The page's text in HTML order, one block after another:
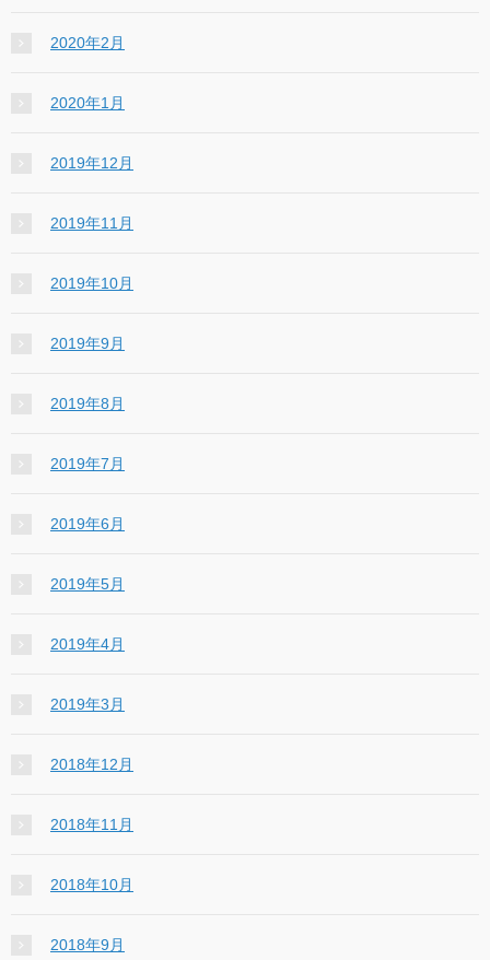
2020年2月
2020年1月
2019年12月
2019年11月
2019年10月
2019年9月
2019年8月
2019年7月
2019年6月
2019年5月
2019年4月
2019年3月
2018年12月
2018年11月
2018年10月
2018年9月